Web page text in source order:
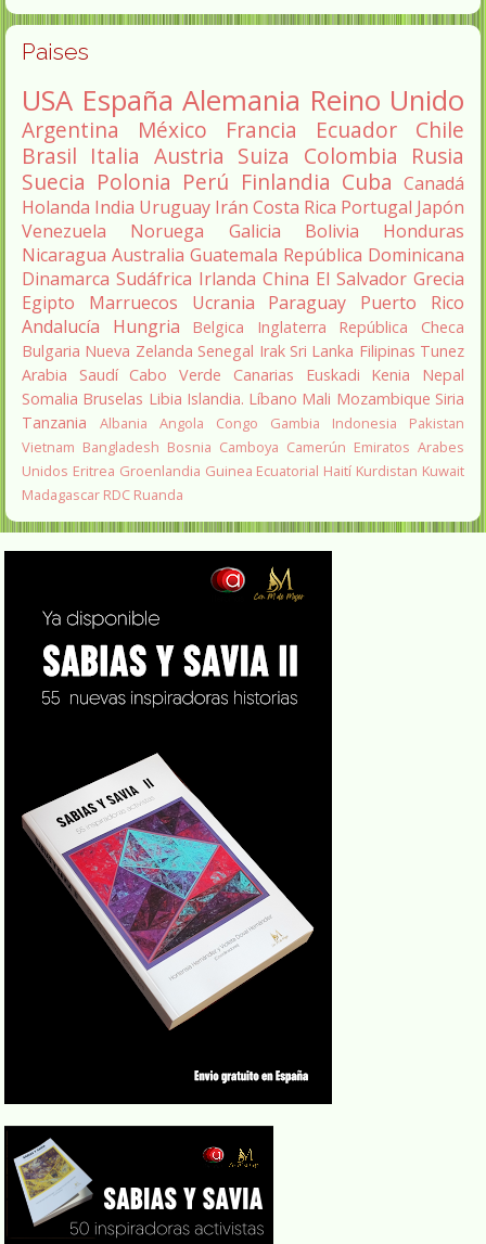
Paises
USA España Alemania Reino Unido
Argentina México Francia Ecuador
Chile
Brasil Italia Austria Suiza Colombia Rusia
Suecia Polonia Perú Finlandia Cuba Canadá
Holanda India Uruguay Irán Costa Rica Portugal Japón
Venezuela
Noruega Galicia Bolivia
Honduras
Nicaragua Australia Guatemala República Dominicana
Dinamarca Sudáfrica Irlanda China El Salvador Grecia
Egipto
Marruecos Ucrania Paraguay
Puerto Rico
Andalucía
Hungria Belgica Inglaterra
República Checa
Bulgaria Nueva Zelanda Senegal Irak Sri Lanka Filipinas Tunez
Arabia Saudí Cabo Verde Canarias Euskadi Kenia
Nepal
Somalia Bruselas Libia Islandia. Líbano Mali Mozambique Siria
Tanzania
Albania Angola Congo Gambia Indonesia
Pakistan
Vietnam Bangladesh Bosnia Camboya Camerún Emiratos Arabes
Unidos Eritrea Groenlandia Guinea Ecuatorial Haití Kurdistan Kuwait
Madagascar RDC Ruanda